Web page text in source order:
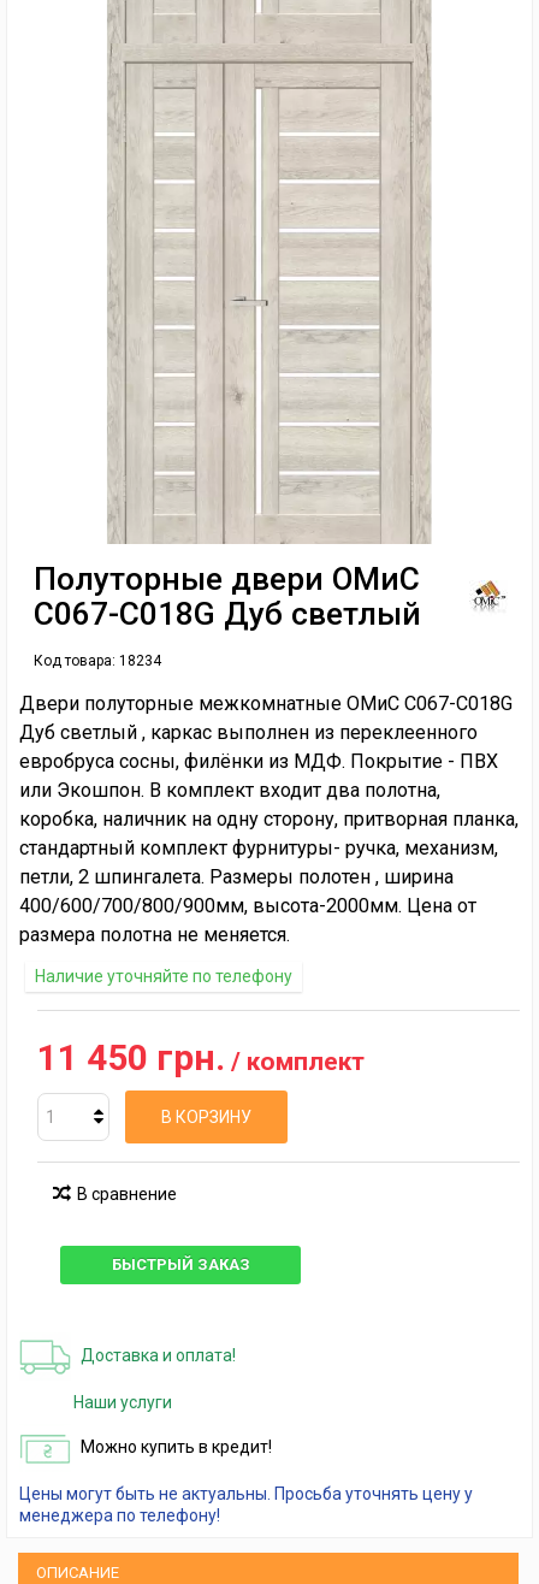
Полуторные двери ОМиС
C067-C018G Дуб светлый
Код товара: 18234
Двери полуторные межкомнатные ОМиС C067-C018G
Дуб светлый , каркас выполнен из переклеенного
евробруса сосны, филёнки из МДФ. Покрытие - ПВХ
или Экошпон. В комплект входит два полотна,
коробка, наличник на одну сторону, притворная планка,
стандартный комплект фурнитуры- ручка, механизм,
петли, 2 шпингалета. Размеры полотен , ширина
400/600/700/800/900мм, высота-2000мм. Цена от
размера полотна не меняется.
Наличие уточняйте по телефону
11 450 грн. / комплект
В КОРЗИНУ
В сравнение
БЫСТРЫЙ ЗАКАЗ
Доставка и оплата!
Наши услуги
Можно купить в кредит!
Цены могут быть не актуальны. Просьба уточнять цену у
менеджера по телефону!
ОПИСАНИЕ